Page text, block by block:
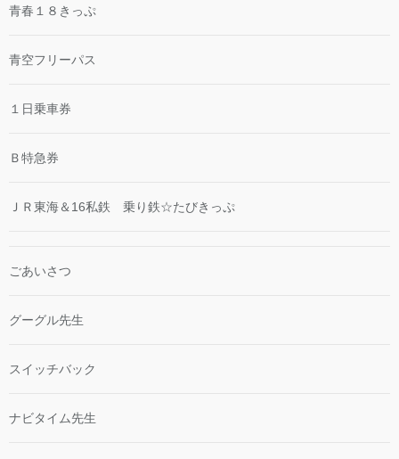
青春１８きっぷ
青空フリーパス
１日乗車券
Ｂ特急券
ＪＲ東海＆16私鉄 乗り鉄☆たびきっぷ
ごあいさつ
グーグル先生
スイッチバック
ナビタイム先生